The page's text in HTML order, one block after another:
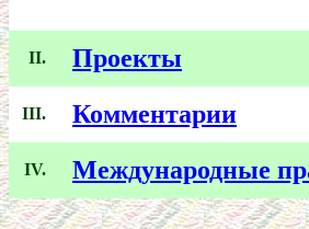
II. Проекты
III. Комментарии
IV. Международные